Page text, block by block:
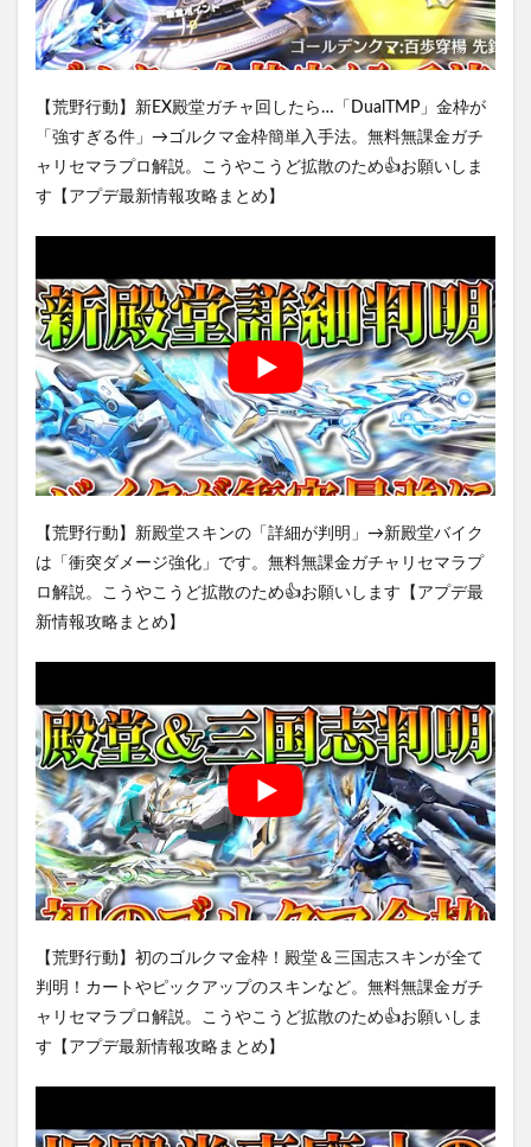
【荒野行動】新EX殿堂ガチャ回したら…「DualTMP」金枠が
「強すぎる件」→ゴルクマ金枠簡単入手法。無料無課金ガチ
ャリセマラプロ解説。こうやこうど拡散のため👍お願いしま
す【アプデ最新情報攻略まとめ】
【荒野行動】新殿堂スキンの「詳細が判明」→新殿堂バイク
は「衝突ダメージ強化」です。無料無課金ガチャリセマラプ
ロ解説。こうやこうど拡散のため👍お願いします【アプデ最
新情報攻略まとめ】
【荒野行動】初のゴルクマ金枠！殿堂＆三国志スキンが全て
判明！カートやピックアップのスキンなど。無料無課金ガチ
ャリセマラプロ解説。こうやこうど拡散のため👍お願いしま
す【アプデ最新情報攻略まとめ】